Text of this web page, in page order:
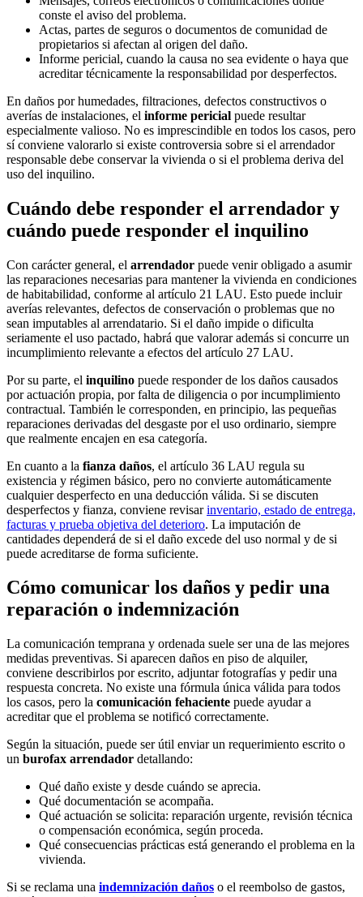
conste el aviso del problema.
Actas, partes de seguros o documentos de comunidad de
propietarios si afectan al origen del daño.
Informe pericial, cuando la causa no sea evidente o haya que
acreditar técnicamente la responsabilidad por desperfectos.
En daños por humedades, filtraciones, defectos constructivos o
averías de instalaciones, el informe pericial puede resultar
especialmente valioso. No es imprescindible en todos los casos, pero
sí conviene valorarlo si existe controversia sobre si el arrendador
responsable debe conservar la vivienda o si el problema deriva del
uso del inquilino.
Cuándo debe responder el arrendador y
cuándo puede responder el inquilino
Con carácter general, el arrendador puede venir obligado a asumir
las reparaciones necesarias para mantener la vivienda en condiciones
de habitabilidad, conforme al artículo 21 LAU. Esto puede incluir
averías relevantes, defectos de conservación o problemas que no
sean imputables al arrendatario. Si el daño impide o dificulta
seriamente el uso pactado, habrá que valorar además si concurre un
incumplimiento relevante a efectos del artículo 27 LAU.
Por su parte, el inquilino puede responder de los daños causados
por actuación propia, por falta de diligencia o por incumplimiento
contractual. También le corresponden, en principio, las pequeñas
reparaciones derivadas del desgaste por el uso ordinario, siempre
que realmente encajen en esa categoría.
En cuanto a la fianza daños, el artículo 36 LAU regula su
existencia y régimen básico, pero no convierte automáticamente
cualquier desperfecto en una deducción válida. Si se discuten
desperfectos y fianza, conviene revisarinventario, estado de entrega,
facturas y prueba objetiva del deterioro. La imputación de
cantidades dependerá de si el daño excede del uso normal y de si
puede acreditarse de forma suficiente.
Cómo comunicar los daños y pedir una
reparación o indemnización
La comunicación temprana y ordenada suele ser una de las mejores
medidas preventivas. Si aparecen daños en piso de alquiler,
conviene describirlos por escrito, adjuntar fotografías y pedir una
respuesta concreta. No existe una fórmula única válida para todos
los casos, pero la comunicación fehaciente puede ayudar a
acreditar que el problema se notificó correctamente.
Según la situación, puede ser útil enviar un requerimiento escrito o
un burofax arrendador detallando:
Qué daño existe y desde cuándo se aprecia.
Qué documentación se acompaña.
Qué actuación se solicita: reparación urgente, revisión técnica
o compensación económica, según proceda.
Qué consecuencias prácticas está generando el problema en la
vivienda.
Si se reclama una indemnización daños o el reembolso de gastos,